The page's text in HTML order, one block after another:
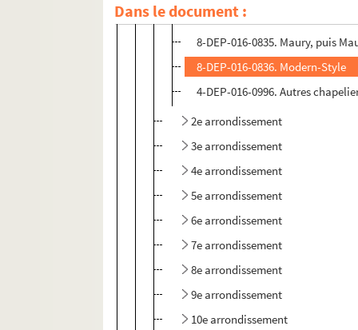
Dans le document :8-DEP-016-0833. Marescot
8-DEP-016-0835. Maury, puis
8-DEP-016-0836. Modern-Style
4-DEP-016-0996. Autres
2e arrondissement
3e arrondissement
4e arrondissement
5e arrondissement
6e arrondissement
7e arrondissement
8e arrondissement
9e arrondissement
10e arrondissement